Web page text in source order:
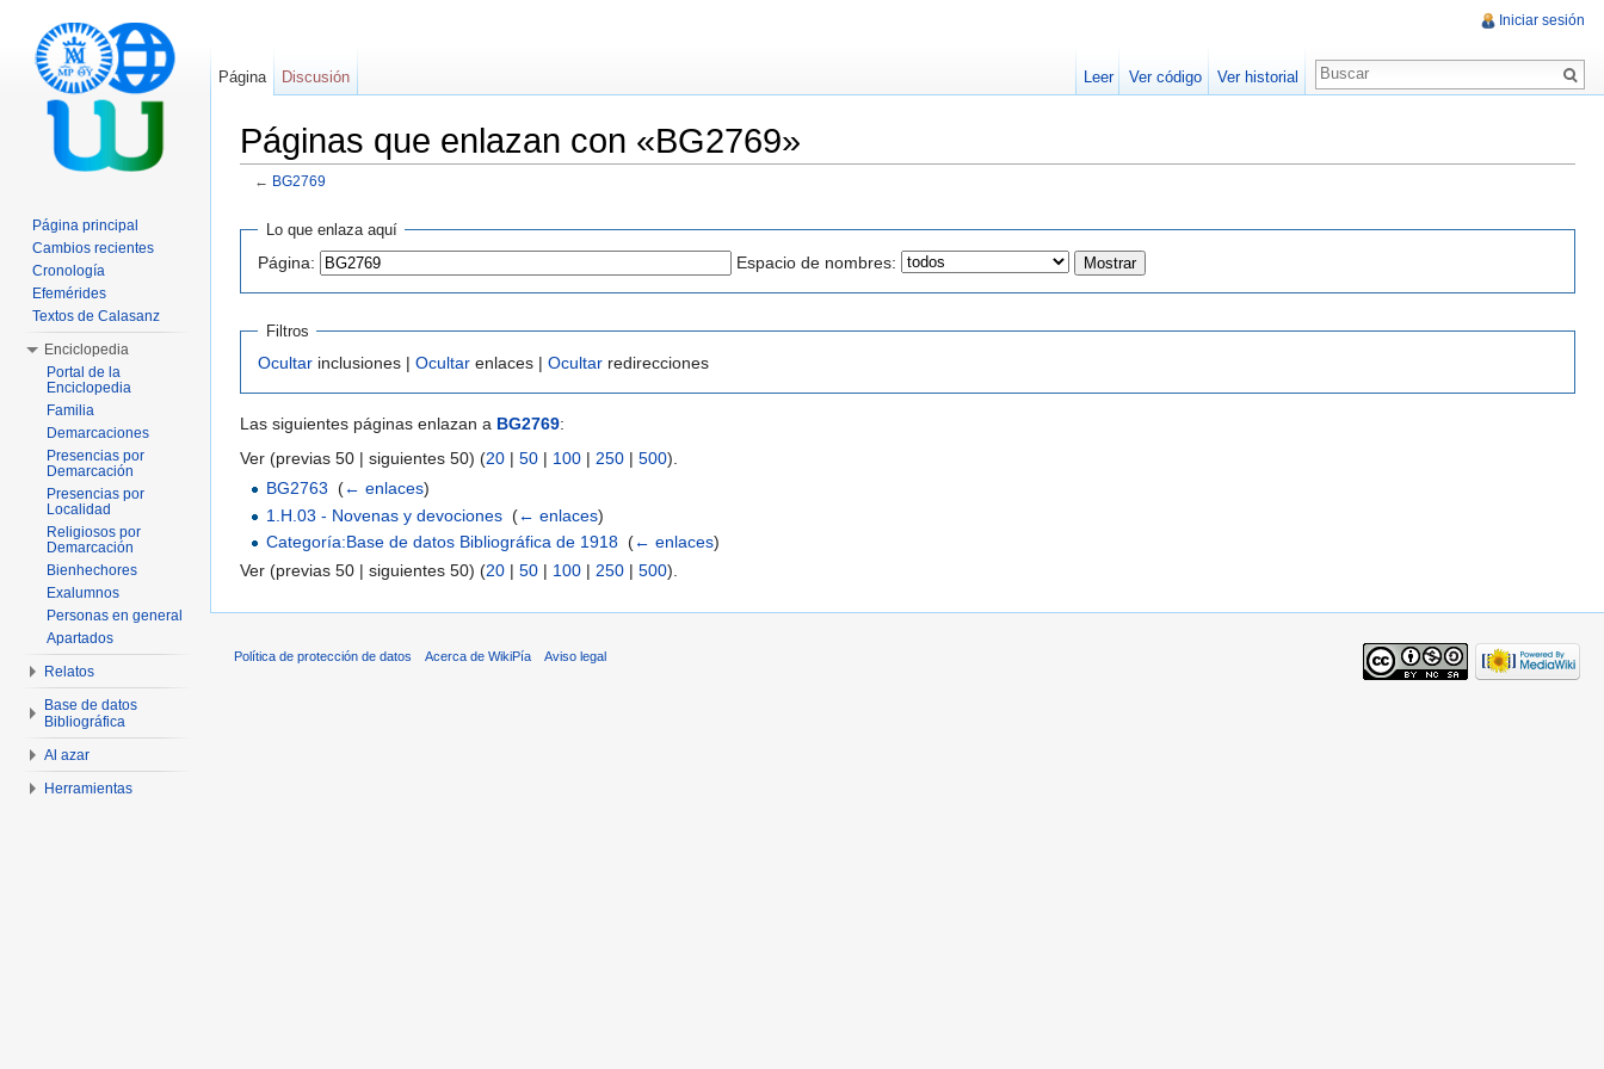
Páginas que enlazan con «BG2769»
← BG2769
Lo que enlaza aquí
Página: Espacio de nombres:
Filtros
Ocultar inclusiones | Ocultar enlaces | Ocultar redirecciones
Las siguientes páginas enlazan a BG2769:
Ver (previas 50 | siguientes 50) (20 | 50 | 100 | 250 | 500).
BG2763
(← enlaces)
1.H.03 - Novenas y devociones (← enlaces)
Categoría:Base de datos Bibliográfica de 1918 (← enlaces)
Ver (previas 50 | siguientes 50) (20 | 50 | 100 | 250 | 500).
Iniciar sesión
Página Discusión Leer Ver código Ver historial
Página principal
Cambios recientes
Cronología
Efemérides
Textos de Calasanz
Enciclopedia
Portal de la
Enciclopedia
Familia
Demarcaciones
Presencias por
Demarcación
Presencias por
Localidad
Religiosos por
Demarcación
Bienhechores
Exalumnos
Personas en general
Apartados
Relatos
Base de datos
Bibliográfica
Al azar
Herramientas
Política de protección de datos Acerca de WikiPía Aviso legal